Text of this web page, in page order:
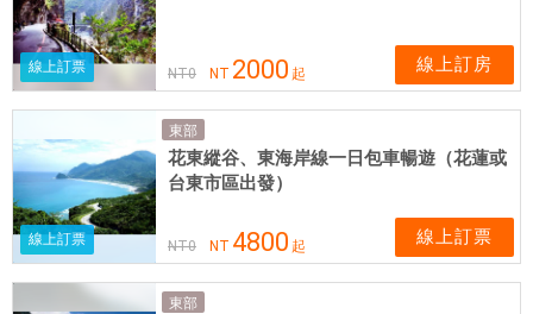
線上訂票 NT0 NT 2000 起 線上訂房
線上訂票
東部
花東縱谷、東海岸線一日包車暢遊（花蓮或
台東市區出發）
NT0 NT 4800 起 線上訂票
東部